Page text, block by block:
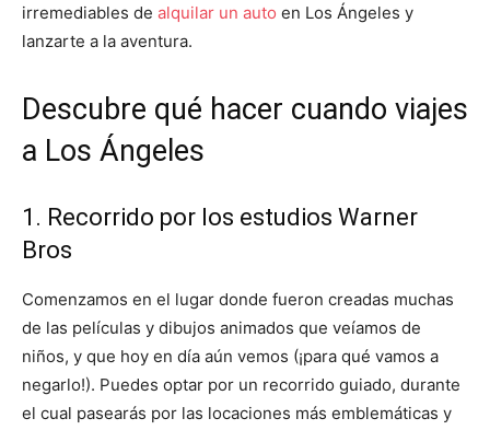
irremediables de alquilar un auto en Los Ángeles y
lanzarte a la aventura.
Descubre qué hacer cuando viajes
a Los Ángeles
1. Recorrido por los estudios Warner
Bros
Comenzamos en el lugar donde fueron creadas muchas
de las películas y dibujos animados que veíamos de
niños, y que hoy en día aún vemos (¡para qué vamos a
negarlo!). Puedes optar por un recorrido guiado, durante
el cual pasearás por las locaciones más emblemáticas y